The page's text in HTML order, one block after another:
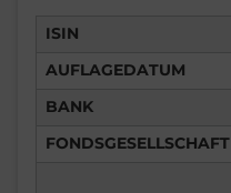
ISIN
AUFLAGEDATUM
BANK
FONDSGESELLSCHAFT